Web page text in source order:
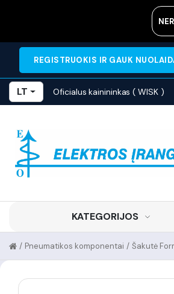
REGISTRUOKIS IR GAUK
LT Oficialus kainininkas ( WISK )
KATEGORIJOS
Šakutė
/
Pneumatikos komponentai
/